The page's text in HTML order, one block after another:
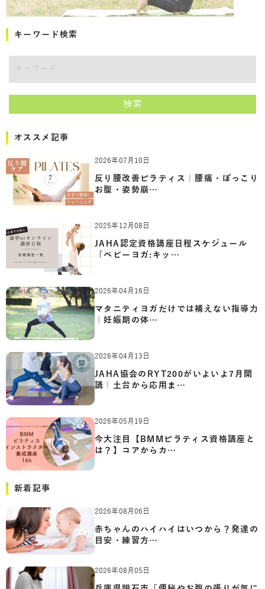
キーワード検索
検索
オススメ記事
2026年07月10日
反り腰改善ピラティス｜腰痛・ぽっこり
お腹・姿勢崩…
2025年12月08日
JAHA認定資格講座日程スケジュール
「ベビーヨガ:キッ…
2026年04月16日
マタニティヨガだけでは補えない指導力
｜妊娠期の体…
2026年04月13日
JAHA協会のRYT200がいよいよ7月開
講｜土台から応用ま…
2026年05月19日
今大注目【BMMピラティス資格講座と
は？】コアからカ…
新着記事
2026年08月06日
赤ちゃんのハイハイはいつから？発達の
目安・練習方…
2026年08月05日